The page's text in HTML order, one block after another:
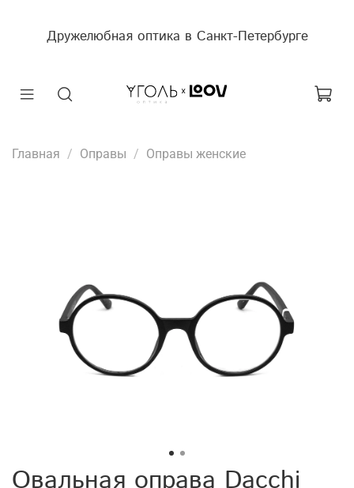
Дружелюбная оптика в Санкт-Петербурге
Главная Оправы Оправы женские
Овальная оправа Dacchi